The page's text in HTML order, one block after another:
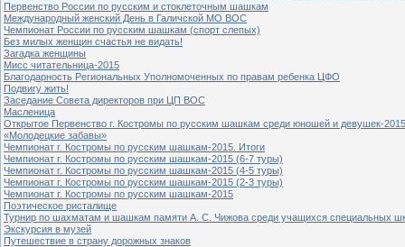
Первенство России по русским и стоклеточным шашкам
Международный женский День в Галичской МО ВОС
Чемпионат России по русским шашкам (спорт слепых)
Без милых женщин счастья не видать!
Загадка женщины
Мисс читательница-2015
Благодарность Региональных Уполномоченных по правам ребенка ЦФО
Подвигу жить!
Заседание Совета директоров при ЦП ВОС
Масленица
Открытое Первенство г. Костромы по русским шашкам среди юношей и девушек-
«Молодецкие забавы»
Чемпионат г. Костромы по русским шашкам-2015. Итоги
Чемпионат г. Костромы по русским шашкам-2015 (6-7 туры)
Чемпионат г. Костромы по русским шашкам-2015 (4-5 туры)
Чемпионат г. Костромы по русским шашкам-2015 (2-3 туры)
Чемпионат г. Костромы по русским шашкам-2015
Поэтическое ристалище
Турнир по шахматам и шашкам памяти А. С. Чижова среди учащихся специальных
Экскурсия в музей
Путешествие в страну дорожных знаков